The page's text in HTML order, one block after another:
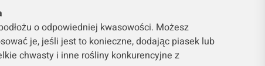
o odpowiedniej kwasowości. Możesz
je, jeśli jest to konieczne, dodając piasek lub
chwasty i inne rośliny konkurencyjne z